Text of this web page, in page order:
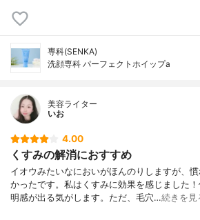
専科(SENKA)
洗顔専科 パーフェクトホイップa
美容ライター
いお
4.00
くすみの解消におすすめ
イオウみたいなにおいがほんのりしますが、
かったです。私はくすみに効果を感じました
明感が出る気がします。ただ、毛穴…続きを見